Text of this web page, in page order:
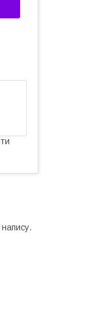
напису.